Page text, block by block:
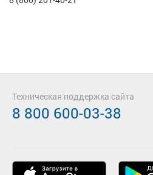
Техническая поддержка сайта
8 800 600-03-38